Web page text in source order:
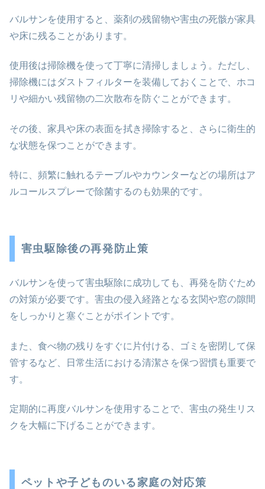
バルサンを使用すると、薬剤の残留物や害虫の死骸が家具
や床に残ることがあります。
使用後は掃除機を使って丁寧に清掃しましょう。ただし、
掃除機にはダストフィルターを装備しておくことで、ホコ
リや細かい残留物の二次散布を防ぐことができます。
その後、家具や床の表面を拭き掃除すると、さらに衛生的
な状態を保つことができます。
特に、頻繁に触れるテーブルやカウンターなどの場所はア
ルコールスプレーで除菌するのも効果的です。
害虫駆除後の再発防止策
バルサンを使って害虫駆除に成功しても、再発を防ぐため
の対策が必要です。害虫の侵入経路となる玄関や窓の隙間
をしっかりと塞ぐことがポイントです。
また、食べ物の残りをすぐに片付ける、ゴミを密閉して保
管するなど、日常生活における清潔さを保つ習慣も重要で
す。
定期的に再度バルサンを使用することで、害虫の発生リス
クを大幅に下げることができます。
ペットや子どものいる家庭の対応策